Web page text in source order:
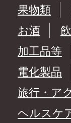
果物類
お酒
加工品等
電化製品
旅行・ア
ヘルスケ